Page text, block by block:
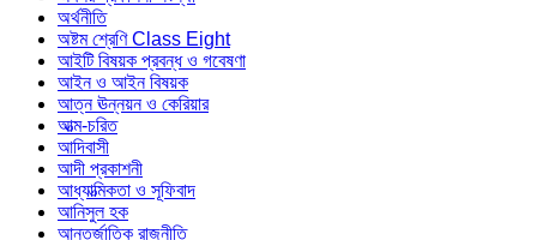
অর্থনীতি
অষ্টম শ্রেণি Class Eight
আইটি বিষয়ক প্রবন্ধ ও গবেষণা
আইন ও আইন বিষয়ক
আত্ন ঊন্নয়ন ও কেরিয়ার
আত্ম-চরিত
আদিবাসী
আদী প্রকাশনী
আধ্যাত্মিকতা ও সূফিবাদ
আনিসুল হক
আন্তর্জাতিক রাজনীতি